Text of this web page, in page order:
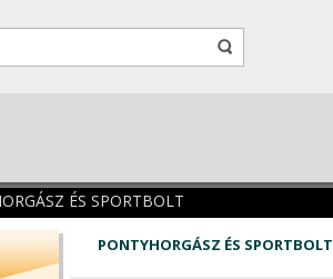
ÉS SPORTBOLT
PONTYHORGÁSZ ÉS SPORTBOLT